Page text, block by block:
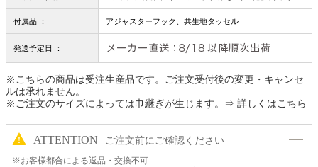
付属品 ： アジャスターフック、共生地タッセル
発送予定日 ：
※こちらの商品は受注生産品です。ご注文受付後の変更・キャンセ
ルは承れません。
※ご注文のサイズによっては巾継ぎが生じます。
⇒ 詳しくはこちら
ATTENTION ご注文前にご確認ください
※お客様都合による返品・交換不可